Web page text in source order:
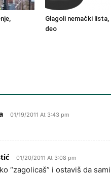
Glagoli nemački lista,
deo
01/19/2011 At 3:43 pm
01/20/2011 At 3:08 pm
“zagolicaš” i ostaviš da